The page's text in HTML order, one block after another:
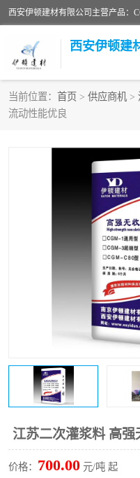
西安伊顿建
当前位置： 首页 > 供应商机 >
流动性能优良
江苏二次灌浆料 高
价格： 700.00 元/吨 起
灌浆料
桥梁伸缩缝快速修补料
膨胀剂
融雪剂